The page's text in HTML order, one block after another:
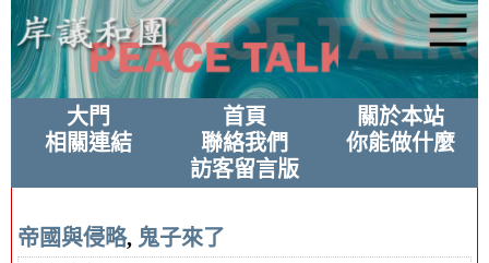
大門 首頁
關於本站
相關連結
聯絡我們
你能做什麼
訪客留言版
帝國與侵略, 鬼子來了